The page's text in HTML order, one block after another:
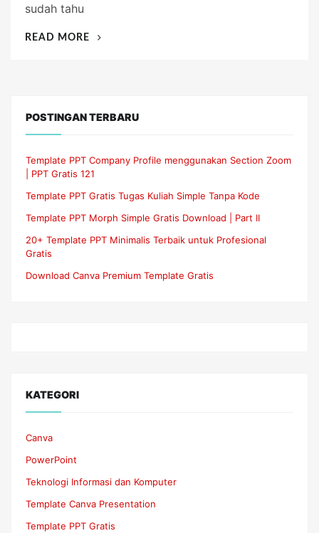
sudah tahu
READ MORE
DI
POSTINGAN TERBARU
Template PPT Company Profile menggunakan Section Zoom
| PPT Gratis 121
Template PPT Gratis Tugas Kuliah Simple Tanpa Kode
Template PPT Morph Simple Gratis Download | Part II
20+ Template PPT Minimalis Terbaik untuk Profesional
Gratis
Download Canva Premium Template Gratis
KATEGORI
Canva
PowerPoint
Teknologi Informasi dan Komputer
Template Canva Presentation
Template PPT Gratis